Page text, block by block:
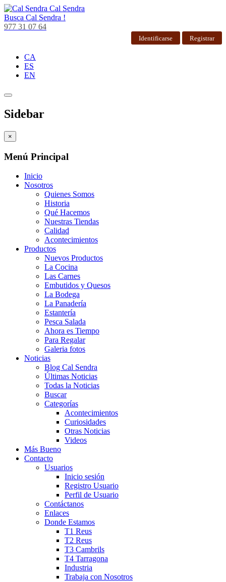
Cal Sendra
Busca Cal Sendra !
977 31 07 64
Identificarse Registrar
CA
ES
EN
Sidebar
×
Menú Principal
Inicio
Nosotros
Quienes Somos
Historia
Qué Hacemos
Nuestras Tiendas
Calidad
Acontecimientos
Productos
Nuevos Productos
La Cocina
Las Carnes
Embutidos y Quesos
La Bodega
La Panadería
Estantería
Pesca Salada
Ahora es Tiempo
Para Regalar
Galeria fotos
Noticias
Blog Cal Sendra
Últimas Noticias
Todas la Noticias
Buscar
Categorías
Acontecimientos
Curiosidades
Otras Noticias
Videos
Más Bueno
Contacto
Usuarios
Inicio sesión
Registro Usuario
Perfil de Usuario
Contáctanos
Enlaces
Donde Estamos
T1 Reus
T2 Reus
T3 Cambrils
T4 Tarragona
Industria
Trabaja con Nosotros